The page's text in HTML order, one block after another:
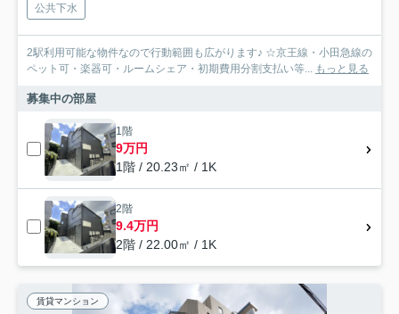
公共下水
2駅利用可能な物件なので行動範囲も広がります♪ ☆京王線・小田急線の
ペット可・楽器可・ルームシェア・初期費用分割支払い等...
もっと見る
募集中の部屋
1階
9万円
1階 / 20.23㎡ / 1K
2階
9.4万円
2階 / 22.00㎡ / 1K
賃貸マンション